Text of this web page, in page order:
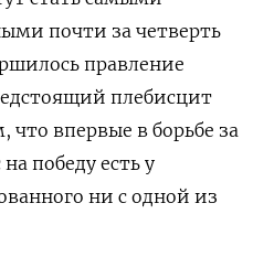
почти за четверть
правление
плебисцит
впервые в борьбе за
победу есть у
ни с одной из